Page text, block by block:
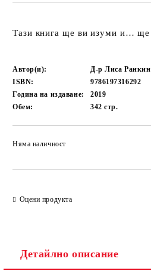
Тази книга ще ви изуми и… ще
Автор(и):
Д-р Лиса Ранкин
ISBN:
9786197316292
Година на издаване:
2019
Обем:
342стр.
Няма наличност
Оцени продукта
Детайлно описание